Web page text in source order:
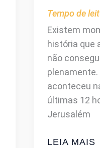
Tempo de
Existem
história que
não
plenamente.
aconteceu
últimas 12
Jerusalém
A
LEIA MAIS